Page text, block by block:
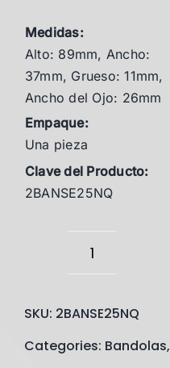
Medidas:
Alto: 89mm, Ancho:
37mm, Grueso: 11mm,
Ancho del Ojo: 26mm
Empaque:
Una pieza
Clave del Producto:
2BANSE25NQ
Bandola
1"
(Una
SKU: 2BANSE25NQ
Categories: Bandolas,